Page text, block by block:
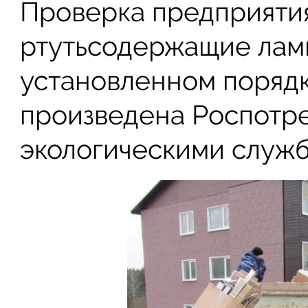
Проверка
ртутьсодержащие
установленном
произведена
экологическими